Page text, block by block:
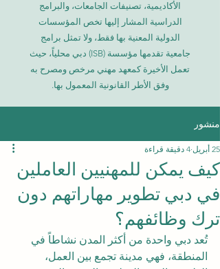
الأكاديمية، تصنيفات الجامعات، والبرامج
الدراسية المشار إليها تخص المؤسسات
الدولية المعنية بها فقط، ولا تمثل برامج
جامعية تقدمها مؤسسة (ISB) دبي محلياً، حيث
تعمل الأخيرة كمعهد مهني مرخص ومصرح به
وفق الأطر القانونية المعمول بها.
منشور
كيف يمكن للمهنيين العاملين
في دبي تطوير مهاراتهم دون
ترك وظائفهم؟
25 أبريل 4 دقيقة قراءة
تُعد دبي واحدة من أكثر المدن نشاطاً في
المنطقة، فهي مدينة تجمع بين العمل،